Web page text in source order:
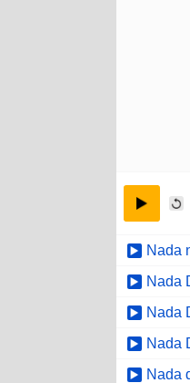
Nada
Nada
Nada
Nada
Nada